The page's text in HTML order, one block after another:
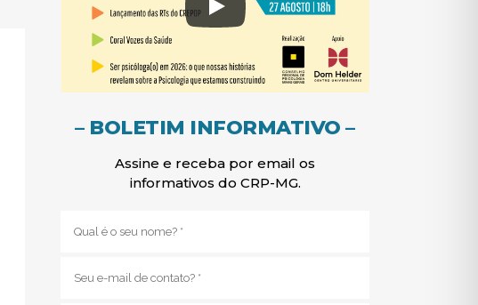
– BOLETIM INFORMATIVO –
Assine e receba por email os
informativos do CRP-MG.